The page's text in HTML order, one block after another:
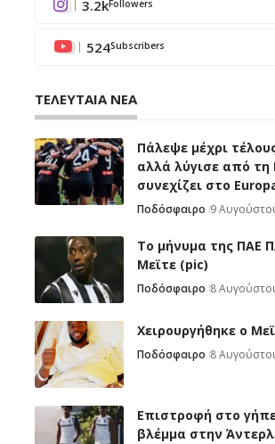
3.2kFollowers
524Subscribers
ΤΕΛΕΥΤΑΙΑ ΝΕΑ
Πάλεψε μέχρι
αλλά λύγισε από
συνεχίζει στο
Ποδόσφαιρο 9
Το μήνυμα της ΠΑΕ
Μεϊτε (pic)
Ποδόσφαιρο 8
Χειρουργήθηκε ο
Ποδόσφαιρο 8
Επιστροφή στο
βλέμμα στην